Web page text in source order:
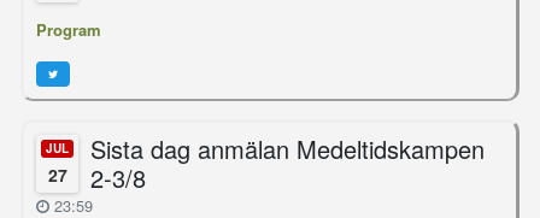
Program
JUL
27
Sista dag anmälan Medeltidskampen
2-3/8
23:59